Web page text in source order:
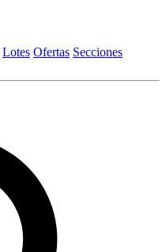
Lotes Ofertas Secciones